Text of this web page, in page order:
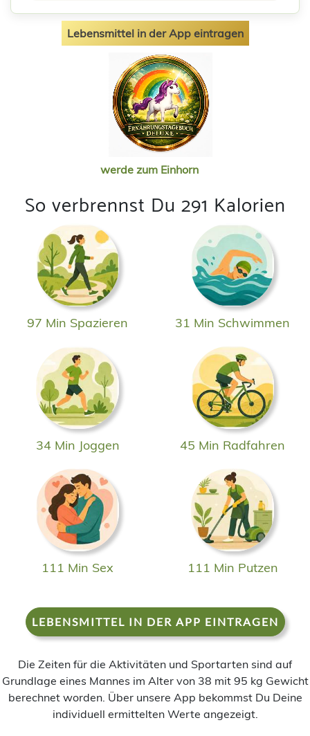
Lebensmittel in der App eintragen
werde zum Einhorn
So verbrennst Du 291 Kalorien
97 Min Spazieren 31 Min Schwimmen
34 Min Joggen 45 Min Radfahren
111 Min Sex 111 Min Putzen
LEBENSMITTEL IN DER APP EINTRAGEN
Die Zeiten für die Aktivitäten und Sportarten sind auf
Grundlage eines Mannes im Alter von 38 mit 95 kg Gewicht
berechnet worden. Über unsere App bekommst Du Deine
individuell ermittelten Werte angezeigt.